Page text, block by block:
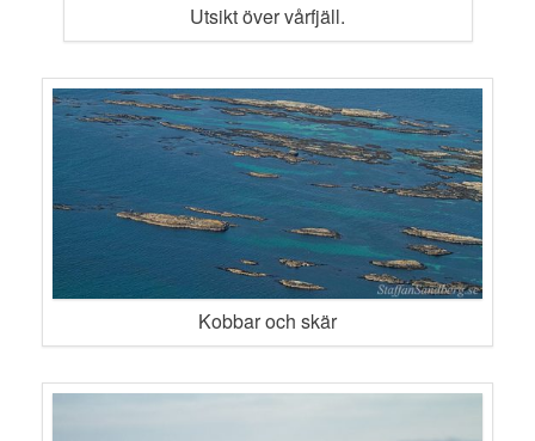
Utsikt över vårfjäll.
Kobbar och skär